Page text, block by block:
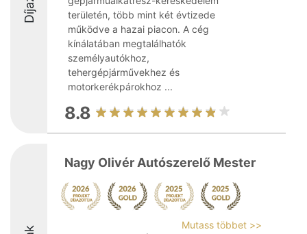
területén, több mint két évtizede
működve a hazai piacon. A cég
kínálatában megtalálhatók
személyautókhoz,
tehergépjárművekhez és
motorkerékpárokhoz ...
8.8
Nagy Olivér Autószerelő Mester
Mutass többet >>